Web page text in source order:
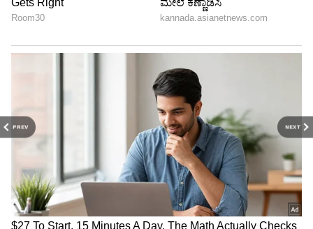
PREV NEXT